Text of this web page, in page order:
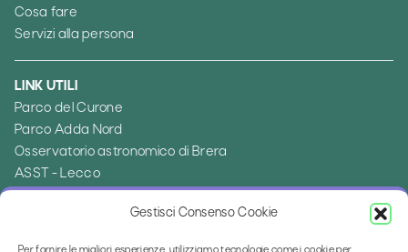
Gestisci Consenso Cookie
Cosa fare
Servizi alla persona
LINK UTILI
Parco del Curone
Parco Adda Nord
Osservatorio astronomico di Brera
ASST - Lecco